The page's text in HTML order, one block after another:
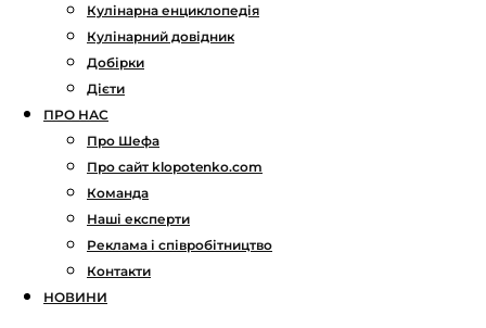
Кулінарна енциклопедія
Кулінарний довідник
Добірки
Дієти
ПРО НАС
Про Шефа
Про сайт klopotenko.com
Команда
Наші експерти
Реклама і співробітництво
Контакти
НОВИНИ